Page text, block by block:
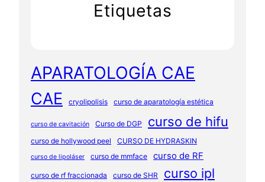
Etiquetas
APARATOLOGÍA CAE
CAE cryolipolisis curso de aparatología estética
curso de cavitación Curso de DGP curso de hifu
curso de hollywood peel CURSO DE HYDRASKIN
curso de lipoláser curso de mmface curso de RF
curso de rf fraccionada curso de SHR curso ipl